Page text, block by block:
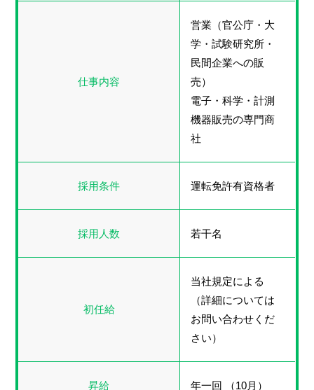
仕事内容
営業（官公庁・大
学・試験研究所・
民間企業への販
売）
電子・科学・計測
機器販売の専門商
社
採用条件 運転免許有資格者
採用人数 若干名
初任給
当社規定による
（詳細については
お問い合わせくだ
さい）
昇給 年一回 （10月）